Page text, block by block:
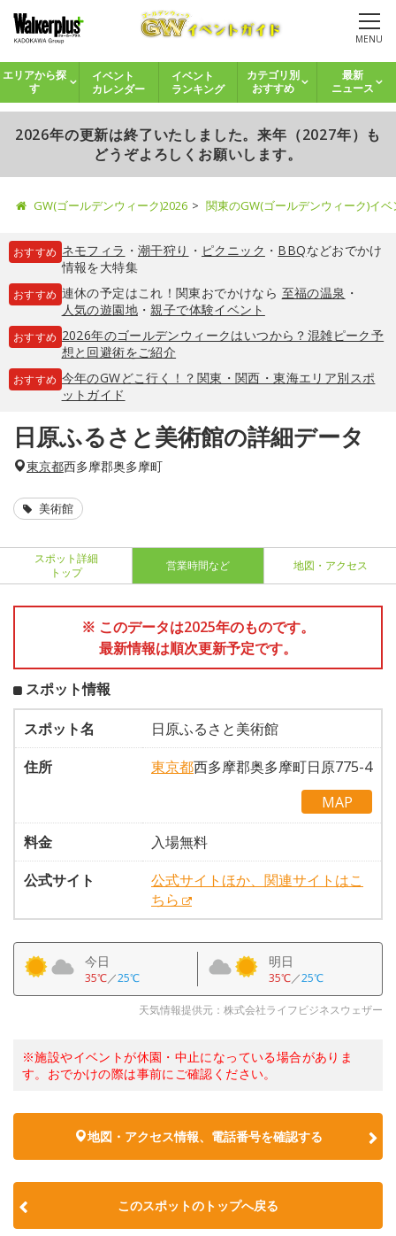
MENU
エリアから探
す
イベント
カレンダー
イベント
ランキング
カテゴリ別
おすすめ
最新
ニュース
2026年の更新は終了いたしました。来年（2027年）も
どうぞよろしくお願いします。
GW(ゴールデンウィーク)2026 関東のGW(ゴールデンウィーク)イ
おすすめ ネモフィラ ・ 潮干狩り ・ ピクニック ・ BBQなどおでかけ
情報を大特集
おすすめ 連休の予定はこれ！関東おでかけなら 至福の温泉 ・
人気の遊園地・親子で体験イベント
おすすめ 2026年のゴールデンウィークはいつから？混雑ピーク予
想と回避術をご紹介
おすすめ 今年のGWどこ行く！？関東・関西・東海エリア別スポ
ットガイド
日原ふるさと美術館の詳細データ
東京都西多摩郡奥多摩町
美術館
スポット詳細
トップ
営業時間など 地図・アクセス
※ このデータは2025年のものです。
最新情報は順次更新予定です。
スポット情報
スポット名
日原ふるさと美術館
住所
東京都西多摩郡奥多摩町日原775-4
MAP
料金
入場無料
公式サイト
公式サイトほか、関連サイトはこ
ちら
今日
35℃／25℃
明日
35℃／25℃
天気情報提供元：株式会社ライフビジネスウェザー
※施設やイベントが休園・中止になっている場合がありま
す。おでかけの際は事前にご確認ください。
地図・アクセス情報、電話番号を確認する
このスポットのトップへ戻る